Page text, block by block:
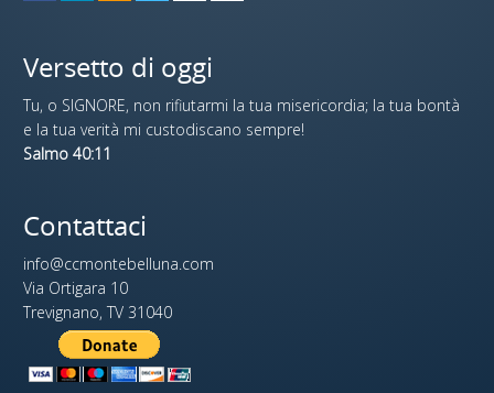
Versetto di oggi
Tu, o SIGNORE, non rifiutarmi la tua misericordia; la tua bontà
e la tua verità mi custodiscano sempre!
Salmo 40:11
Contattaci
info@ccmontebelluna.com
Via Ortigara 10
Trevignano, TV 31040